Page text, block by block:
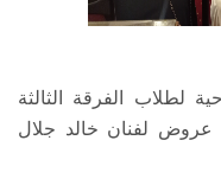
لطلاب الفرقة الثالثة
عروض لفنان خالد جلال